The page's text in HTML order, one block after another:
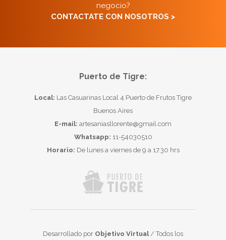
negocio?
CONTACTATE CON NOSOTROS >
Puerto de Tigre:
Local: Las Casuarinas Local 4 Puerto de Frutos Tigre
Buenos Aires
E-mail: artesaniasllorente@gmail.com
Whatsapp: 11-54030510
Horario: De lunes a viernes de 9 a 17.30 hrs
Desarrollado por Objetivo Virtual/ Todos los